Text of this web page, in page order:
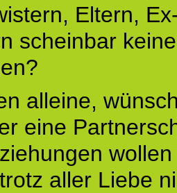
Eltern,
scheinbar keine
alleine,
eine
wollen
aller Liebe